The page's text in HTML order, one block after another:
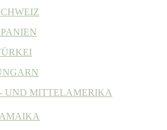
UND MITTELAMERIKA